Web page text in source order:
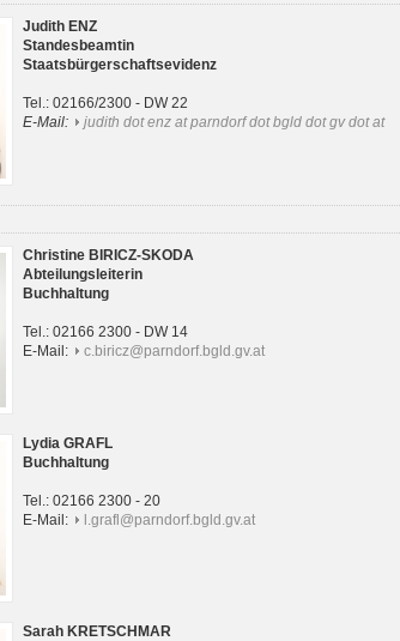
Judith ENZ
Standesbeamtin
Staatsbürgerschaftsevidenz
Tel.: 02166/2300 - DW 22
E-Mail:
judith dot enz at parndorf dot bgld dot gv dot at
Christine BIRICZ-SKODA
Abteilungsleiterin
Buchhaltung
Tel.: 02166 2300 - DW 14
E-Mail:
c.biricz@parndorf.bgld.gv.at
Lydia GRAFL
Buchhaltung
Tel.: 02166 2300 - 20
E-Mail:
l.grafl@parndorf.bgld.gv.at
Sarah KRETSCHMAR